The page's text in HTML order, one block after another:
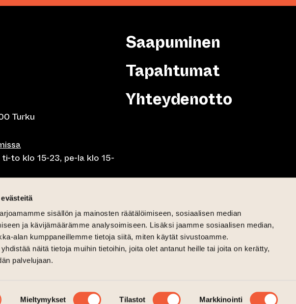
sisällön ja mainosten räätälöimiseen, sosiaalisen median
ja kävijämäärämme analysoimiseen. Lisäksi jaamme sosiaalisen median,
alan kumppaneillemme tietoja siitä, miten käytät sivustoamme.
näitä tietoja muihin tietoihin, joita olet antanut heille tai joita on kerätty,
palvelujaan.
Mieltymykset Tilastot Markkinointi
Turku
to klo 15-23, pe-la klo 15-
ti-to klo 10-23, pe-la klo 10-
klo 10.30-15, la lounas klo
16
Saapuminen
Tapahtumat
Yhteydenotto